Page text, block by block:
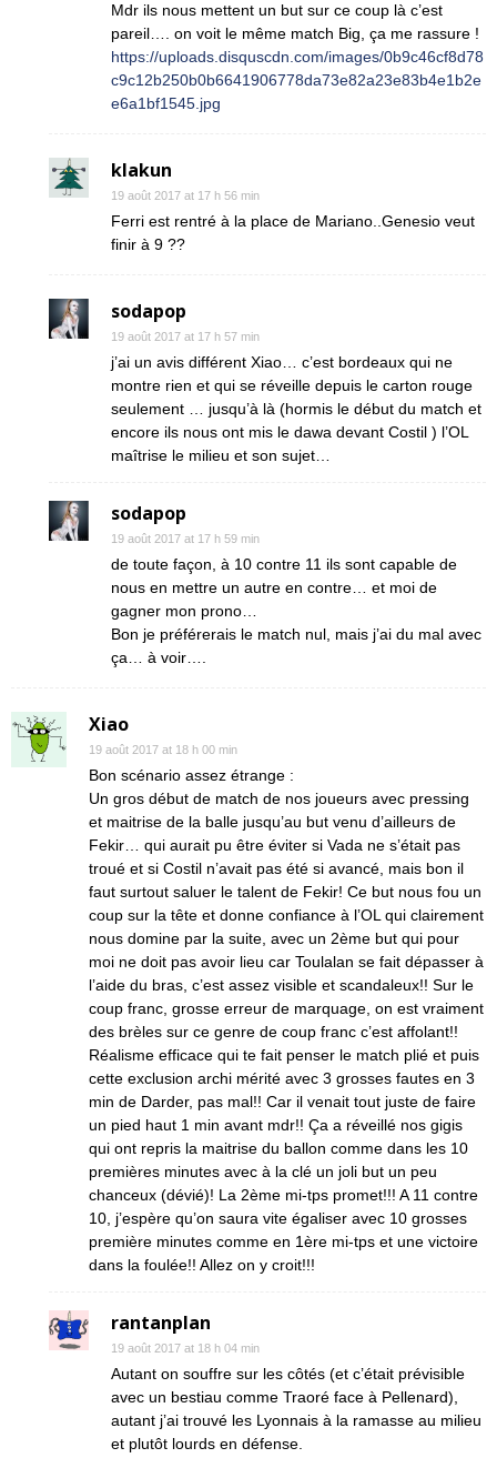
Mdr ils nous mettent un but sur ce coup là c’est
pareil…. on voit le même match Big, ça me rassure !
https://uploads.disquscdn.com/images/0b9c46cf8d78
c9c12b250b0b6641906778da73e82a23e83b4e1b2e
e6a1bf1545.jpg
klakun
19 août 2017 at 17 h 56 min
Ferri est rentré à la place de Mariano..Genesio veut
finir à 9 ??
sodapop
19 août 2017 at 17 h 57 min
j’ai un avis différent Xiao… c’est bordeaux qui ne
montre rien et qui se réveille depuis le carton rouge
seulement … jusqu’à là (hormis le début du match et
encore ils nous ont mis le dawa devant Costil ) l’OL
maîtrise le milieu et son sujet…
sodapop
19 août 2017 at 17 h 59 min
de toute façon, à 10 contre 11 ils sont capable de
nous en mettre un autre en contre… et moi de
gagner mon prono…
Bon je préférerais le match nul, mais j’ai du mal avec
ça… à voir….
Xiao
19 août 2017 at 18 h 00 min
Bon scénario assez étrange :
Un gros début de match de nos joueurs avec pressing
et maitrise de la balle jusqu’au but venu d’ailleurs de
Fekir… qui aurait pu être éviter si Vada ne s’était pas
troué et si Costil n’avait pas été si avancé, mais bon il
faut surtout saluer le talent de Fekir! Ce but nous fou un
coup sur la tête et donne confiance à l’OL qui clairement
nous domine par la suite, avec un 2ème but qui pour
moi ne doit pas avoir lieu car Toulalan se fait dépasser à
l’aide du bras, c’est assez visible et scandaleux!! Sur le
coup franc, grosse erreur de marquage, on est vraiment
des brèles sur ce genre de coup franc c’est affolant!!
Réalisme efficace qui te fait penser le match plié et puis
cette exclusion archi mérité avec 3 grosses fautes en 3
min de Darder, pas mal!! Car il venait tout juste de faire
un pied haut 1 min avant mdr!! Ça a réveillé nos gigis
qui ont repris la maitrise du ballon comme dans les 10
premières minutes avec à la clé un joli but un peu
chanceux (dévié)! La 2ème mi-tps promet!!! A 11 contre
10, j’espère qu’on saura vite égaliser avec 10 grosses
première minutes comme en 1ère mi-tps et une victoire
dans la foulée!! Allez on y croit!!!
rantanplan
19 août 2017 at 18 h 04 min
Autant on souffre sur les côtés (et c’était prévisible
avec un bestiau comme Traoré face à Pellenard),
autant j’ai trouvé les Lyonnais à la ramasse au milieu
et plutôt lourds en défense.